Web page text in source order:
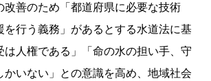
改善のため「都道府県に必要な技術
を行う義務」があるとする水道法に基
は人権である」「命の水の担い手、守
かいない」との意識を高め、地域社会